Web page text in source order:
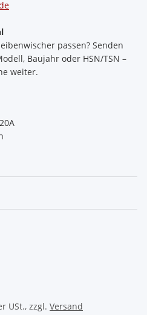
passen? Senden
Baujahr oder HSN/TSN –
weiter.
USt., zzgl. Versand